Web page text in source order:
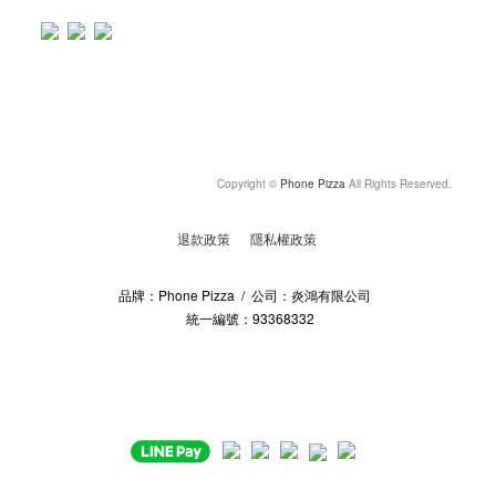
Copyright © Phone Pizza All Rights Reserved.
退款政策 隱私權政策
品牌：Phone Pizza / 公司：炎鴻有限公司
統一編號：93368332